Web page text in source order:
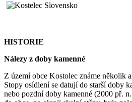
HISTORIE
Nálezy z doby kamenné
Z území obce Kostolec známe několik
Stopy osídlení se datují do starší doby
nebo pozdní doby kamenné (2000 př.